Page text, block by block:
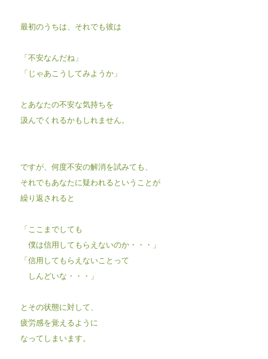
最初のうちは、それでも彼は
「不安なんだね」
「じゃあこうしてみようか」
とあなたの不安な気持ちを
汲んでくれるかもしれません。
ですが、何度不安の解消を試みても、
それでもあなたに疑われるということが
繰り返されると
「ここまでしても
僕は信用してもらえないのか・・・」
「信用してもらえないことって
しんどいな・・・」
とその状態に対して、
疲労感を覚えるように
なってしまいます。